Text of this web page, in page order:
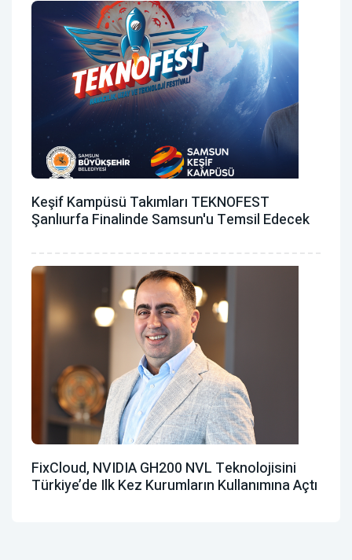
Keşif Kampüsü Takımları TEKNOFEST
Şanlıurfa Finalinde Samsun'u Temsil Edecek
FixCloud, NVIDIA GH200 NVL Teknolojisini
Türkiye’de Ilk Kez Kurumların Kullanımına Açtı